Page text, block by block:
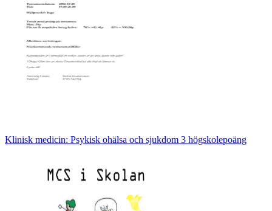
Klinisk medicin: Psykisk ohälsa och sjukdom 3 högskolepoäng